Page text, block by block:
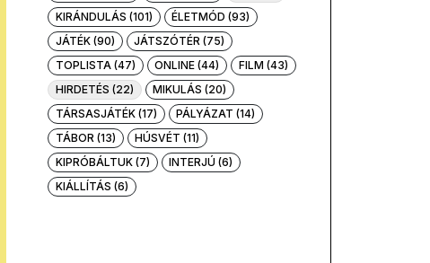
KIRÁNDULÁS (101)
ÉLETMÓD (93)
JÁTÉK (90)
JÁTSZÓTÉR (75)
TOPLISTA (47)
ONLINE (44)
FILM (43)
HIRDETÉS (22)
MIKULÁS (20)
TÁRSASJÁTÉK (17)
PÁLYÁZAT (14)
TÁBOR (13)
HÚSVÉT (11)
KIPRÓBÁLTUK (7)
INTERJÚ (6)
KIÁLLÍTÁS (6)